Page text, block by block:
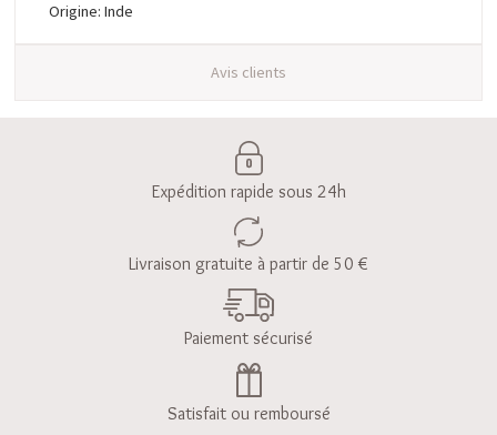
Origine: Inde
Avis clients
Expédition rapide sous 24h
Livraison gratuite à partir de 50 €
Paiement sécurisé
Satisfait ou remboursé